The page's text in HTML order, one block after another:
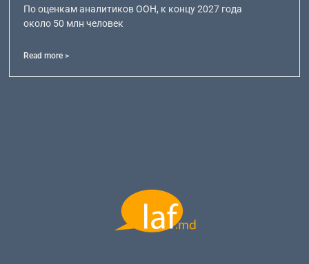
По оценкам аналитиков ООН, к концу 2027 года
около 50 млн человек
Read more >